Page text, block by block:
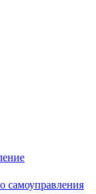
самоуправления